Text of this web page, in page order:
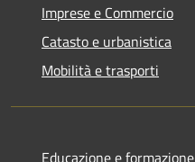
Imprese e Commercio
Catasto e urbanistica
Mobilità e trasporti
Educazione e formazione